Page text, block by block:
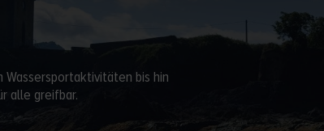
Wassersportaktivitäten bis hin
alle greifbar.